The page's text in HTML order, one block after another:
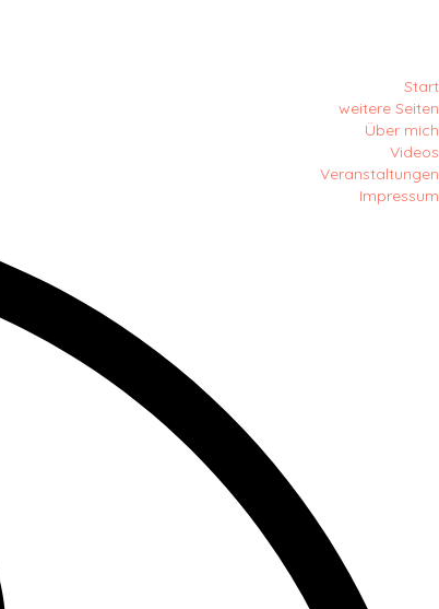
Start
weitere Seiten
Über mich
Videos
Veranstaltungen
Impressum